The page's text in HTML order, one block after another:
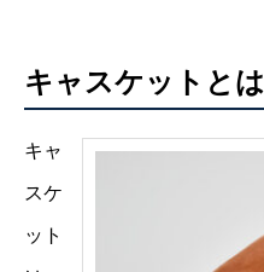
キャスケットと
キャ
スケ
ット